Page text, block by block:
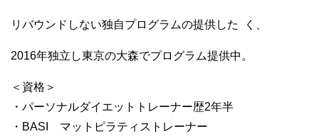
リバウンドしない独自プログラムの提供した く、
2016年独立し東京の大森でプログラム提供中。
＜資格＞
・パーソナルダイエットトレーナー歴2年半
・BASI マットピラティストレーナー